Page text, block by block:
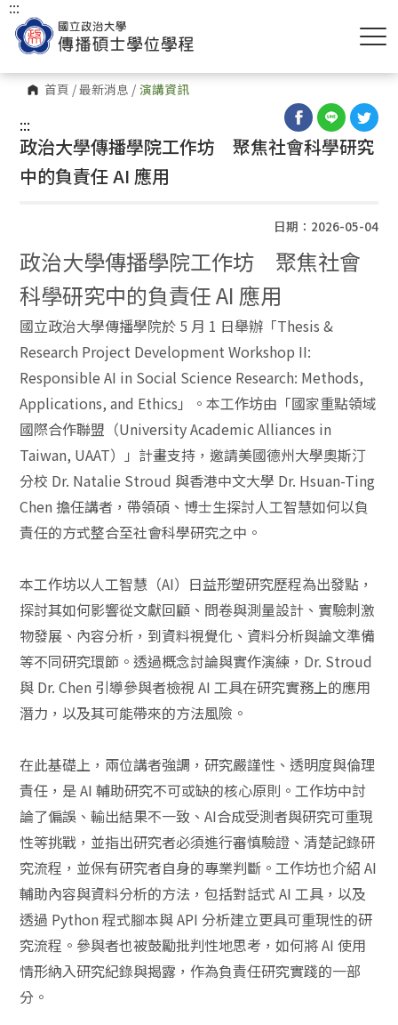
首頁 /最新消息 / 演講資訊
:::
:::
政治大學傳播學院工作坊 聚焦社會科學研究
中的負責任 AI 應用
日期：2026-05-04
政治大學傳播學院工作坊 聚焦社會
科學研究中的負責任 AI 應用
國立政治大學傳播學院於 5 月 1 日舉辦「Thesis &
Research Project Development Workshop II:
Responsible AI in Social Science Research: Methods,
Applications, and Ethics」。本工作坊由「國家重點領域
國際合作聯盟（University Academic Alliances in
Taiwan, UAAT）」計畫支持，邀請美國德州大學奧斯汀
分校 Dr. Natalie Stroud 與香港中文大學 Dr. Hsuan-Ting
Chen 擔任講者，帶領碩、博士生探討人工智慧如何以負
責任的方式整合至社會科學研究之中。
本工作坊以人工智慧（AI）日益形塑研究歷程為出發點，
探討其如何影響從文獻回顧、問卷與測量設計、實驗刺激
物發展、內容分析，到資料視覺化、資料分析與論文準備
等不同研究環節。透過概念討論與實作演練，Dr. Stroud
與 Dr. Chen 引導參與者檢視 AI 工具在研究實務上的應用
潛力，以及其可能帶來的方法風險。
在此基礎上，兩位講者強調，研究嚴謹性、透明度與倫理
責任，是 AI 輔助研究不可或缺的核心原則。工作坊中討
論了偏誤、輸出結果不一致、AI合成受測者與研究可重現
性等挑戰，並指出研究者必須進行審慎驗證、清楚記錄研
究流程，並保有研究者自身的專業判斷。工作坊也介紹 AI
輔助內容與資料分析的方法，包括對話式 AI 工具，以及
透過 Python 程式腳本與 API 分析建立更具可重現性的研
究流程。參與者也被鼓勵批判性地思考，如何將 AI 使用
情形納入研究紀錄與揭露，作為負責任研究實踐的一部
分。